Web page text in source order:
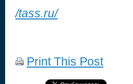
/tass.ru/
Print This Post